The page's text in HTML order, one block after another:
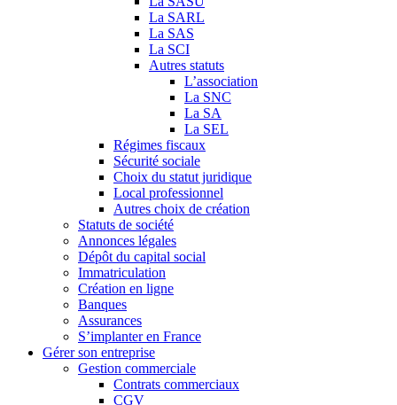
La SARL
La SAS
La SCI
Autres statuts
L’association
La SNC
La SA
La SEL
Régimes fiscaux
Sécurité sociale
Choix du statut juridique
Local professionnel
Autres choix de création
Statuts de société
Annonces légales
Dépôt du capital social
Immatriculation
Création en ligne
Banques
Assurances
S’implanter en France
Gérer son entreprise
Gestion commerciale
Contrats commerciaux
CGV